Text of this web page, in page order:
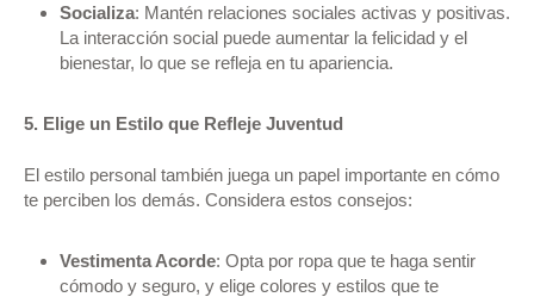
Socializa: Mantén relaciones sociales activas y positivas.
La interacción social puede aumentar la felicidad y el
bienestar, lo que se refleja en tu apariencia.
5. Elige un Estilo que Refleje Juventud
El estilo personal también juega un papel importante en cómo
te perciben los demás. Considera estos consejos:
Vestimenta Acorde: Opta por ropa que te haga sentir
cómodo y seguro, y elige colores y estilos que te